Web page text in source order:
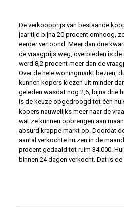
De verkoopprijs van bestaande
jaar tijd bijna 20 procent omhoog,
eerder vertoond. Meer dan drie
de vraagprijs weg, overbieden is
werd 8,2 procent meer dan de
Over de hele woningmarkt bezien,
kunnen kopers kiezen uit minder
geleden wasdat nog 2,6, bijna drie
is de keuze opgedroogd tot één
kopers nauwelijks meer naar de
wat ze kunnen opbrengen aan
absurd krappe markt op. Doordat
aantal verkochte huizen in de
procent gedaald tot ruim 34.000.
binnen 24 dagen verkocht. Dat is